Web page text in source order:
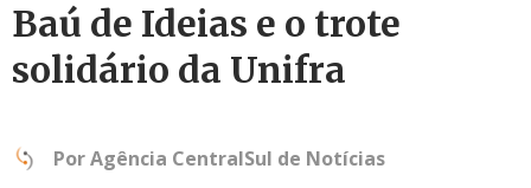
Baú de Ideias e o trote
solidário da Unifra
PorAgência CentralSul de Notícias